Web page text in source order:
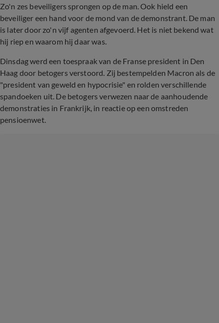
Zo'n zes beveiligers sprongen op de man. Ook hield een
beveiliger een hand voor de mond van de demonstrant. De man
is later door zo'n vijf agenten afgevoerd. Het is niet bekend wat
hij riep en waarom hij daar was.
Dinsdag werd een toespraak van de Franse president in Den
Haag door betogers verstoord. Zij bestempelden Macron als de
"president van geweld en hypocrisie" en rolden verschillende
spandoeken uit. De betogers verwezen naar de aanhoudende
demonstraties in Frankrijk, in reactie op een omstreden
pensioenwet.